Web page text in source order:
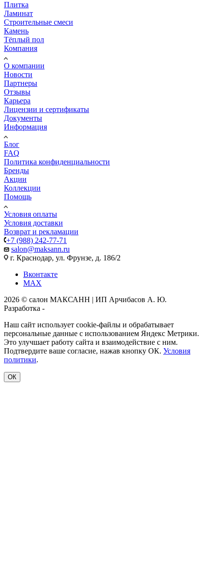
Плитка
Ламинат
Строительные смеси
Камень
Тёплый пол
Компания
О компании
Новости
Партнеры
Отзывы
Карьера
Лицензии и сертификаты
Документы
Информация
Блог
FAQ
Политика конфиденциальности
Бренды
Акции
Коллекции
Помощь
Условия оплаты
Условия доставки
Возврат и рекламации
+7 (988) 242-77-71
salon@maksann.ru
г. Краснодар, ул. Фрунзе, д. 186/2
Вконтакте
MAX
2026 © салон МАКСАНН | ИП Арчибасов А. Ю.
Разработка -
Наш сайт использует cookie-файлы и обрабатывает
персональные данные с использованием Яндекс Метрики.
Это улучшает работу сайта и взаимодействие с ним.
Подтвердите ваше согласие, нажав кнопку ОК. Условия
политики.
ОК